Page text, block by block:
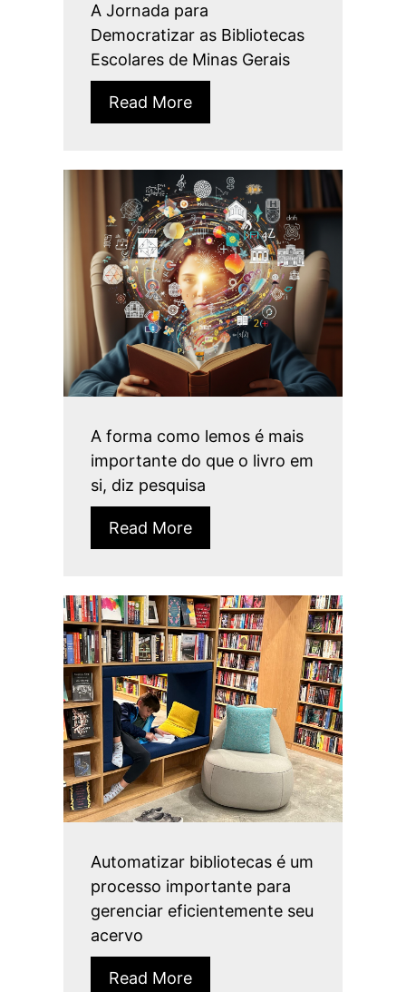
A Jornada para
Democratizar as Bibliotecas
Escolares de Minas Gerais
Read More
A forma como lemos é mais
importante do que o livro em
si, diz pesquisa
Read More
Automatizar bibliotecas é um
processo importante para
gerenciar eficientemente seu
acervo
Read More